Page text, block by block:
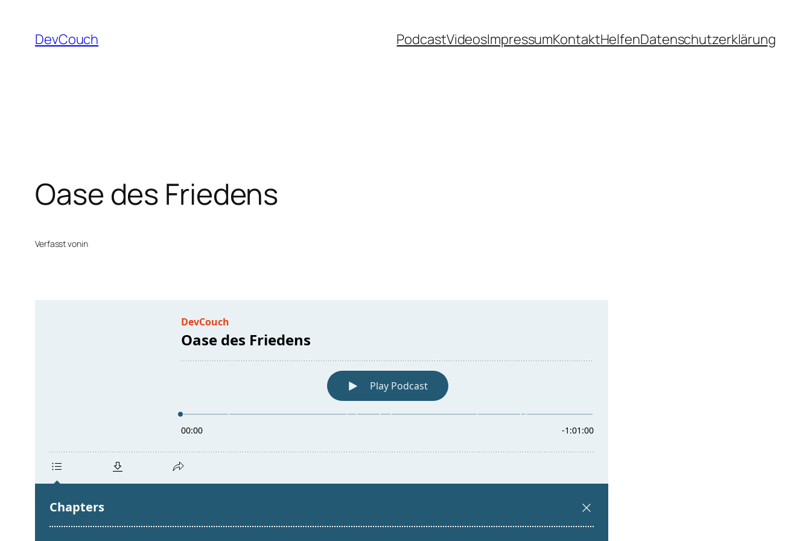
Inhalt
springen
DevCouch PodcastVideosImpressumKontaktHelfenDatenschutzerklärung
Oase des Friedens
Verfasst vonin